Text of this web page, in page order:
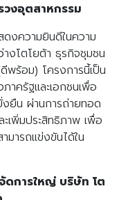
งอุตสาหกรรม
งความยินดีในความ
างโตโยต้า ธุรกิจชุมชน
พร้อม) โครงการนี้เป็น
าครัฐและเอกชนเพื่อ
ยืน ผ่านการถ่ายทอด
เพิ่มประสิทธิภาพ เพื่อ
ารถแข่งขันได้ใน
การใหญ่ บริษัท โต